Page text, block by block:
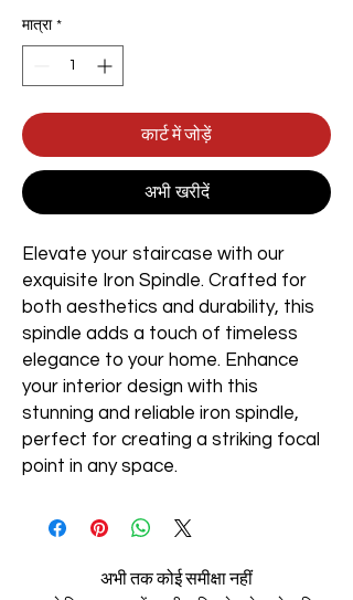
मात्रा *
कार्ट में जोड़ें
अभी खरीदें
Elevate your staircase with our
exquisite Iron Spindle. Crafted for
both aesthetics and durability, this
spindle adds a touch of timeless
elegance to your home. Enhance
your interior design with this
stunning and reliable iron spindle,
perfect for creating a striking focal
point in any space.
अभी तक कोई समीक्षा नहीं